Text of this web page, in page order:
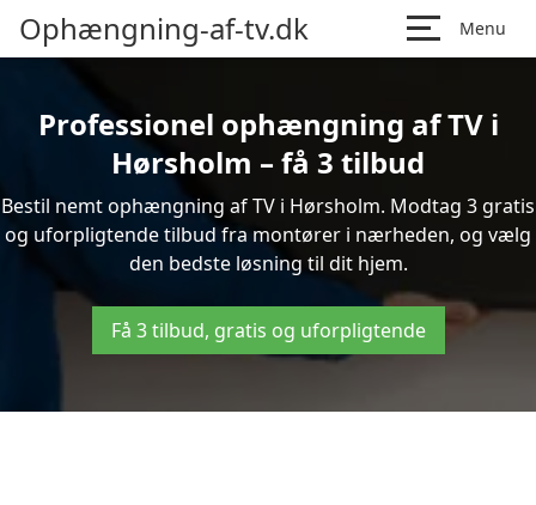
Ophængning-af-tv.dk Menu
Professionel ophængning af TV i
Hørsholm – få 3 tilbud
Bestil nemt ophængning af TV i Hørsholm. Modtag 3 gratis
og uforpligtende tilbud fra montører i nærheden, og vælg
den bedste løsning til dit hjem.
Få 3 tilbud, gratis og uforpligtende